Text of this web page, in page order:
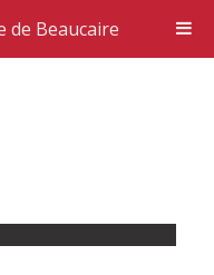
de Beaucaire